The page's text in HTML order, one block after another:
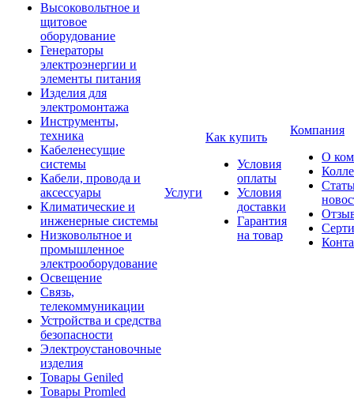
Высоковольтное и
щитовое
оборудование
Генераторы
электроэнергии и
элементы питания
Изделия для
электромонтажа
Инструменты,
техника
Кабеленесущие
системы
Кабели, провода и
аксессуары
Климатические и
инженерные системы
Низковольтное и
промышленное
электрооборудование
Освещение
Связь,
телекоммуникации
Устройства и средства
безопасности
Электроустановочные
изделия
Товары Geniled
Товары Promled
Услуги
Как купить
Условия
оплаты
Условия
доставки
Гарантия
на товар
Компания
О